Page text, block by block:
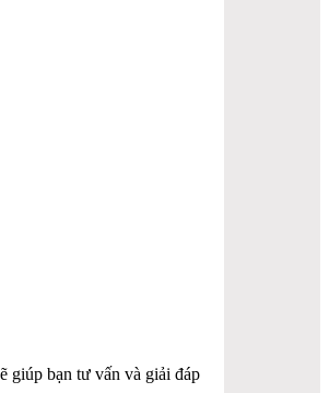
giúp bạn tư vấn và giải đáp